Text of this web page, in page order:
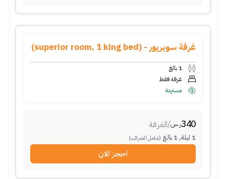
غرفة سوبريور - (superior room, 1 king bed)
1 بالغ
غرفة فقط
مستردة
340ر.س/الغرفة
1 ليلة,
1 بالغ (شامل الضرائب)
احجز الان